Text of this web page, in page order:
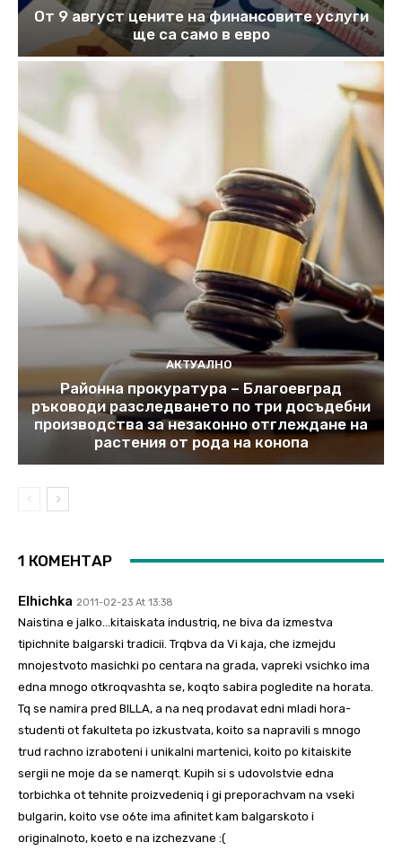
От 9 август цените на финансовите услуги
ще са само в евро
АКТУАЛНО
Районна прокуратура – Благоевград
ръководи разследването по три досъдебни
производства за незаконно отглеждане на
растения от рода на конопа
1 КОМЕНТАР
Elhichka 2011-02-23 At 13:38
Naistina e jalko…kitaiskata industriq, ne biva da izmestva
tipichnite balgarski tradicii. Trqbva da Vi kaja, che izmejdu
mnojestvoto masichki po centara na grada, vapreki vsichko ima
edna mnogo otkroqvashta se, koqto sabira pogledite na horata.
Tq se namira pred BILLA, a na neq prodavat edni mladi hora-
studenti ot fakulteta po izkustvata, koito sa napravili s mnogo
trud rachno izraboteni i unikalni martenici, koito po kitaiskite
sergii ne moje da se namerqt. Kupih si s udovolstvie edna
torbichka ot tehnite proizvedeniq i gi preporachvam na vseki
bulgarin, koito vse o6te ima afinitet kam balgarskoto i
originalnoto, koeto e na izchezvane :(